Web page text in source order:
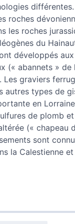
roches
les roches
du
développés
(« abannets » de
Les graviers
autres types de
en
de plomb
(« chapeau
sont
la Calestienne